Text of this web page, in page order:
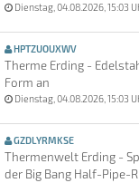
Dienstag, 04.08.2026, 15:03
HPTZUOUXWV
Therme Erding -
Form an
Dienstag, 04.08.2026, 15:03
GZDLYRMKSE
Thermenwelt Erding -
der Big Bang Half-Pipe-